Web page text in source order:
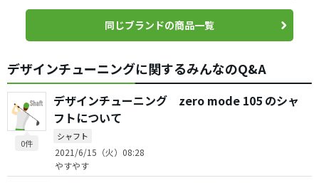
同じブランドの商品一覧
デザインチューニングに関するみんなのQ&A
0件
デザインチューニング zero mode 105 のシャ
フトについて
シャフト
2021/6/15（火）08:28
やすやす